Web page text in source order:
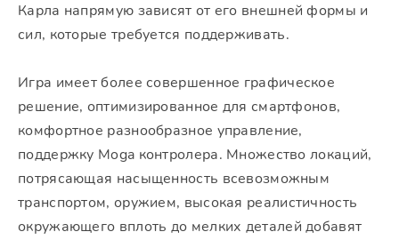
Карла напрямую зависят от его внешней формы и
сил, которые требуется поддерживать.
Игра имеет более совершенное графическое
решение, оптимизированное для смартфонов,
комфортное разнообразное управление,
поддержку Moga контролера. Множество локаций,
потрясающая насыщенность всевозможным
транспортом, оружием, высокая реалистичность
окружающего вплоть до мелких деталей добавят